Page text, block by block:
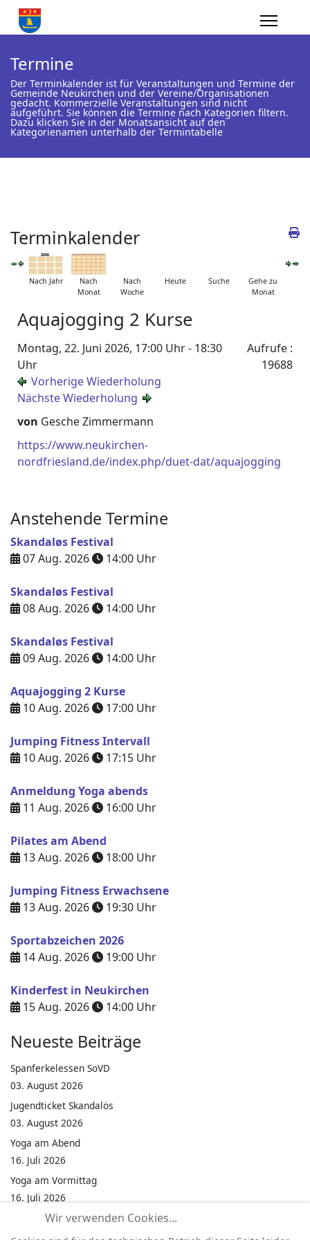
Termine
Der Terminkalender ist für Veranstaltungen und Termine der
Gemeinde Neukirchen und der Vereine/Organisationen
gedacht. Kommerzielle Veranstaltungen sind nicht
aufgeführt. Sie können die Termine nach Kategorien filtern.
Dazu klicken Sie in der Monatsansicht auf den
Kategorienamen unterhalb der Termintabelle
Terminkalender
Nach Jahr
Nach
Monat
Nach
Woche
Heute Suche
Gehe zu
Monat
Aquajogging 2 Kurse
Montag, 22. Juni 2026, 17:00 Uhr - 18:30
Uhr
Vorherige Wiederholung
Nächste Wiederholung
Aufrufe :
19688
von Gesche Zimmermann
https://www.neukirchen-
nordfriesland.de/index.php/duet-dat/aquajogging
Anstehende Termine
Skandaløs Festival
07 Aug. 2026
14:00 Uhr
Skandaløs Festival
08 Aug. 2026
14:00 Uhr
Skandaløs Festival
09 Aug. 2026
14:00 Uhr
Aquajogging 2 Kurse
10 Aug. 2026
17:00 Uhr
Jumping Fitness Intervall
10 Aug. 2026
17:15 Uhr
Anmeldung Yoga abends
11 Aug. 2026
16:00 Uhr
Pilates am Abend
13 Aug. 2026
18:00 Uhr
Jumping Fitness Erwachsene
13 Aug. 2026
19:30 Uhr
Sportabzeichen 2026
14 Aug. 2026
19:00 Uhr
Kinderfest in Neukirchen
15 Aug. 2026
14:00 Uhr
Neueste Beiträge
Spanferkelessen SoVD
03. August 2026
Jugendticket Skandalös
03. August 2026
Yoga am Abend
16. Juli 2026
Yoga am Vormittag
16. Juli 2026
Pilates am Abend
16. Juli 2026
Wir verwenden Cookies...